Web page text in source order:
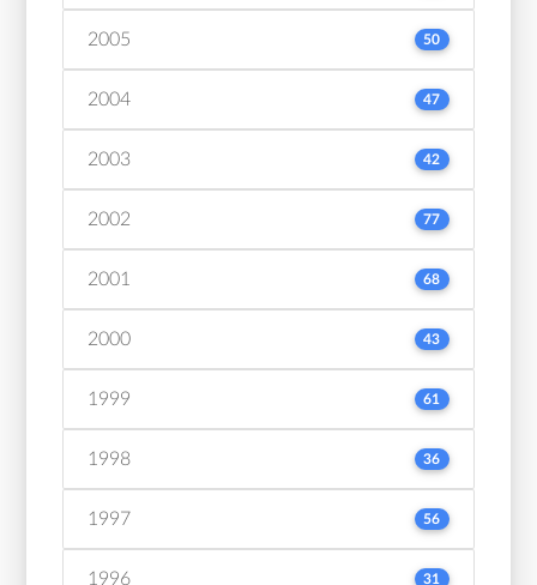
2005 50
2004 47
2003 42
2002 77
2001 68
2000 43
1999 61
1998 36
1997 56
1996 31